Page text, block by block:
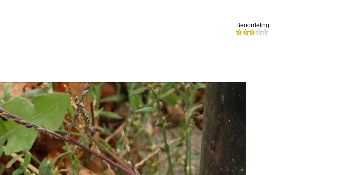
Beoordeling: